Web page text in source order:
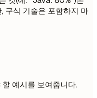
구식 기술은 포함하지 마
예시를 보여줍니다.